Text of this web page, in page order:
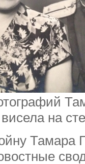
висела на
Тамара